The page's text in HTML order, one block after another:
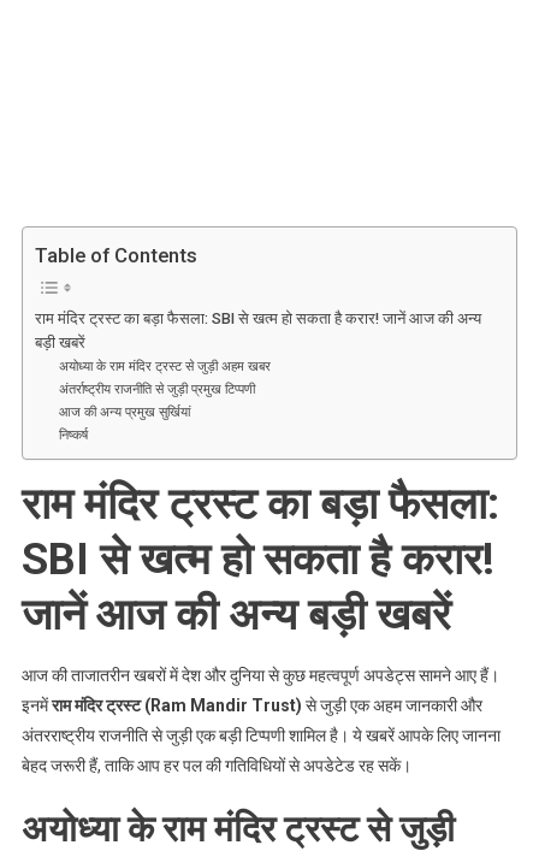
करार!
बड़ी
Table of Contents
राम मंदिर ट्रस्ट का बड़ा फैसला: SBI से खत्म हो सकता है करार! जानें आज की अन्य
बड़ी खबरें
अयोध्या के राम मंदिर ट्रस्ट से जुड़ी अहम खबर
अंतर्राष्ट्रीय राजनीति से जुड़ी प्रमुख टिप्पणी
आज की अन्य प्रमुख सुर्खियां
निष्कर्ष
राम मंदिर ट्रस्ट का बड़ा फैसला:
SBI से खत्म हो सकता है करार!
जानें आज की अन्य बड़ी खबरें
आज की ताजातरीन खबरों में देश और दुनिया से कुछ महत्वपूर्ण अपडेट्स सामने आए हैं।
इनमेंराम मंदिर ट्रस्ट (Ram Mandir Trust) से जुड़ी एक अहम जानकारी और
अंतरराष्ट्रीय राजनीति से जुड़ी एक बड़ी टिप्पणी शामिल है। ये खबरें आपके लिए जानना
बेहद जरूरी हैं, ताकि आप हर पल की गतिविधियों से अपडेटेड रह सकें।
अयोध्या के राम मंदिर ट्रस्ट से जुड़ी